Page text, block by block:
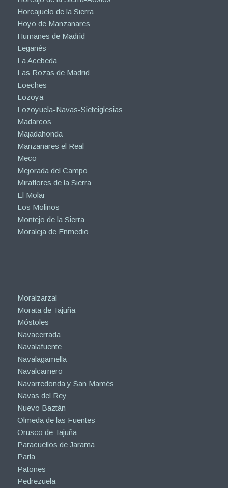
Horcajuelo de la Sierra
Hoyo de Manzanares
Humanes de Madrid
Leganés
La Acebeda
Las Rozas de Madrid
Loeches
Lozoya
Lozoyuela-Navas-Sieteiglesias
Madarcos
Majadahonda
Manzanares el Real
Meco
Mejorada del Campo
Miraflores de la Sierra
El Molar
Los Molinos
Montejo de la Sierra
Moraleja de Enmedio
Moralzarzal
Morata de Tajuña
Móstoles
Navacerrada
Navalafuente
Navalagamella
Navalcarnero
Navarredonda y San Mamés
Navas del Rey
Nuevo Baztán
Olmeda de las Fuentes
Orusco de Tajuña
Paracuellos de Jarama
Parla
Patones
Pedrezuela